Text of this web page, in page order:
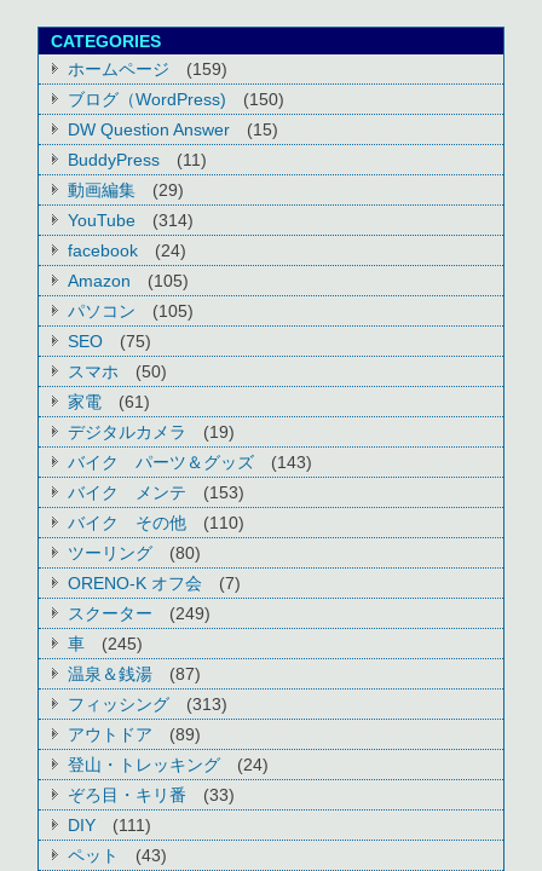
CATEGORIES
ホームページ
(159)
ブログ（WordPress)
(150)
DW Question Answer
(15)
BuddyPress
(11)
動画編集
(29)
YouTube
(314)
facebook
(24)
Amazon
(105)
パソコン
(105)
SEO
(75)
スマホ
(50)
家電
(61)
デジタルカメラ
(19)
バイク パーツ＆グッズ
(143)
バイク メンテ
(153)
バイク その他
(110)
ツーリング
(80)
ORENO-K オフ会
(7)
スクーター
(249)
車
(245)
温泉＆銭湯
(87)
フィッシング
(313)
アウトドア
(89)
登山・トレッキング
(24)
ぞろ目・キリ番
(33)
DIY
(111)
ペット
(43)